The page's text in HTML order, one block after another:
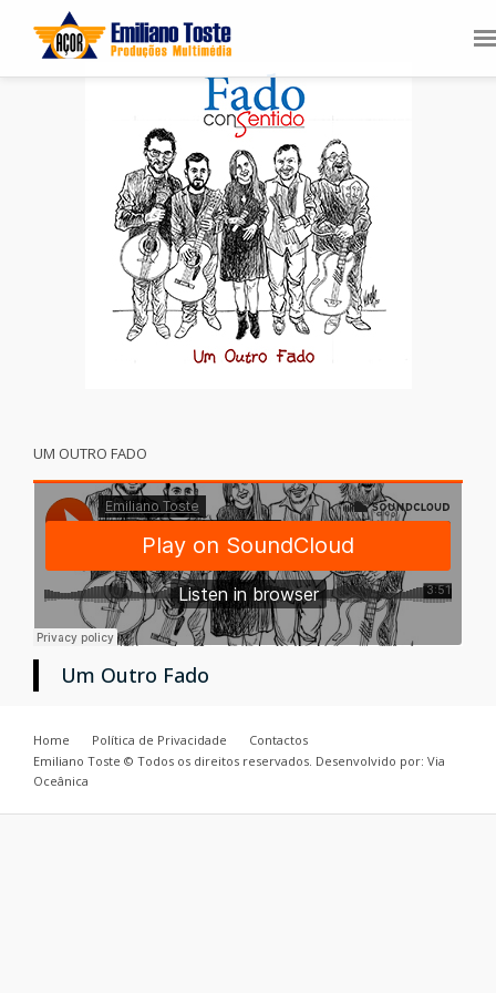
UM OUTRO FADO
Um Outro Fado
Home Política de Privacidade
Contactos
Emiliano Toste © Todos os direitos reservados. Desenvolvido por: Via
Oceânica